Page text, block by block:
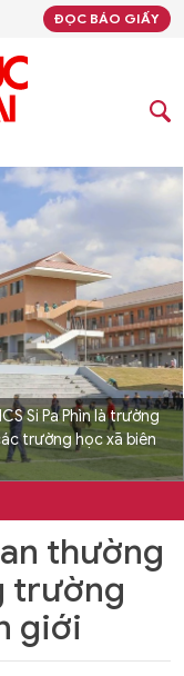
ĐỌC BÁO GIẤY
Si Pa Phìn là trường
trường học xã biên
thường
trường
giới